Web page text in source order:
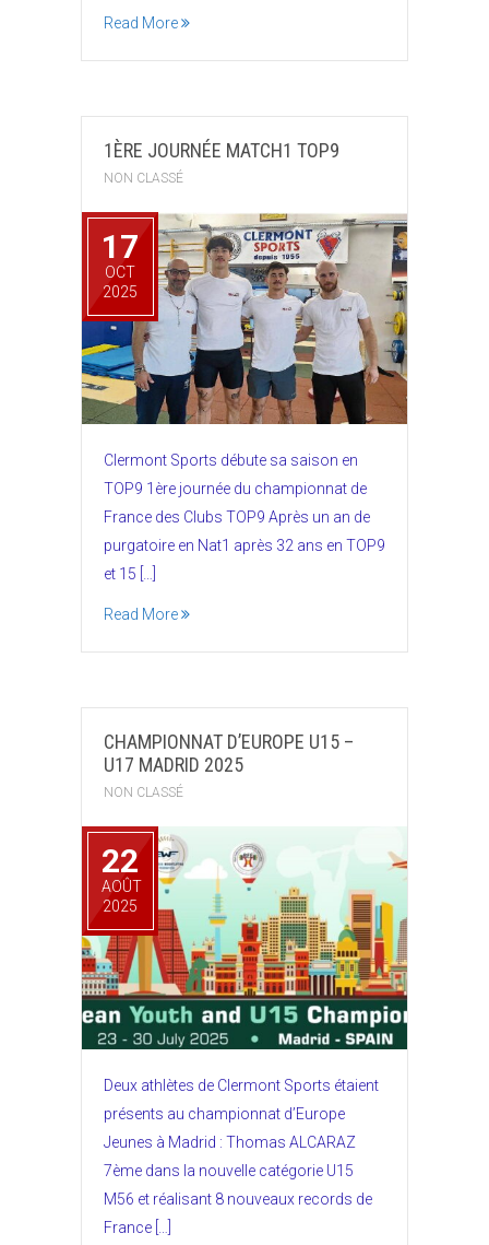
Read More
1ÈRE JOURNÉE MATCH1 TOP9
NON CLASSÉ
17
OCT
2025
Clermont Sports débute sa saison en
TOP9 1ère journée du championnat de
France des Clubs TOP9 Après un an de
purgatoire en Nat1 après 32 ans en TOP9
et 15 […]
Read More
CHAMPIONNAT D’EUROPE U15 –
U17 MADRID 2025
NON CLASSÉ
22
AOÛT
2025
Deux athlètes de Clermont Sports étaient
présents au championnat d’Europe
Jeunes à Madrid : Thomas ALCARAZ
7ème dans la nouvelle catégorie U15
M56 et réalisant 8 nouveaux records de
France […]